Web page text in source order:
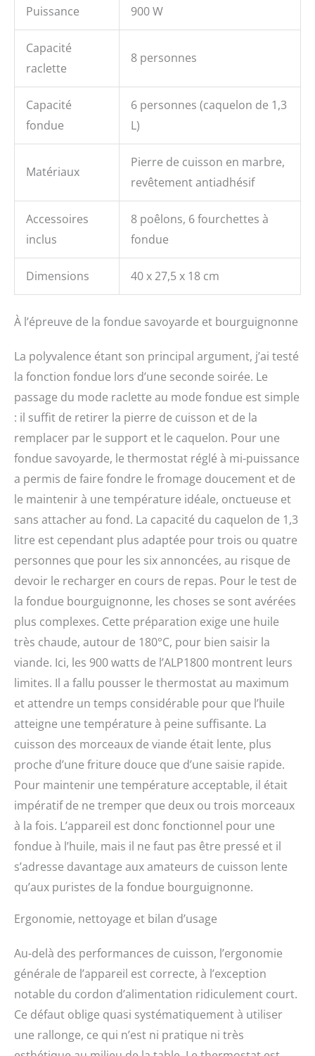
Puissance 900 W
Capacité
raclette
8 personnes
Capacité
fondue
6 personnes (caquelon de 1,3
L)
Matériaux
Pierre de cuisson en marbre,
revêtement antiadhésif
Accessoires
inclus
8 poêlons, 6 fourchettes à
fondue
Dimensions 40 x 27,5 x 18 cm
À l’épreuve de la fondue savoyarde et bourguignonne
La polyvalence étant son principal argument, j’ai testé
la fonction fondue lors d’une seconde soirée. Le
passage du mode raclette au mode fondue est simple
: il suffit de retirer la pierre de cuisson et de la
remplacer par le support et le caquelon. Pour une
fondue savoyarde, le thermostat réglé à mi-puissance
a permis de faire fondre le fromage doucement et de
le maintenir à une température idéale, onctueuse et
sans attacher au fond. La capacité du caquelon de 1,3
litre est cependant plus adaptée pour trois ou quatre
personnes que pour les six annoncées, au risque de
devoir le recharger en cours de repas. Pour le test de
la fondue bourguignonne, les choses se sont avérées
plus complexes. Cette préparation exige une huile
très chaude, autour de 180°C, pour bien saisir la
viande. Ici, les 900 watts de l’ALP1800 montrent leurs
limites. Il a fallu pousser le thermostat au maximum
et attendre un temps considérable pour que l’huile
atteigne une température à peine suffisante. La
cuisson des morceaux de viande était lente, plus
proche d’une friture douce que d’une saisie rapide.
Pour maintenir une température acceptable, il était
impératif de ne tremper que deux ou trois morceaux
à la fois. L’appareil est donc fonctionnel pour une
fondue à l’huile, mais il ne faut pas être pressé et il
s’adresse davantage aux amateurs de cuisson lente
qu’aux puristes de la fondue bourguignonne.
Ergonomie, nettoyage et bilan d’usage
Au-delà des performances de cuisson, l’ergonomie
générale de l’appareil est correcte, à l’exception
notable du cordon d’alimentation ridiculement court.
Ce défaut oblige quasi systématiquement à utiliser
une rallonge, ce qui n’est ni pratique ni très